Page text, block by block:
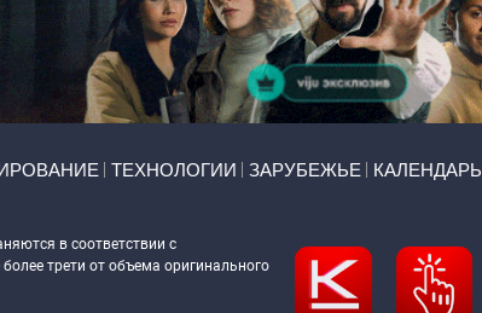
ТЕХНОЛОГИИ ЗАРУБЕЖЬЕ КАЛЕНДАРЬ
в соответствии с
трети от объема оригинального